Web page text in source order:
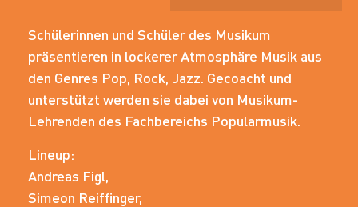
Schülerinnen und Schüler des Musikum
präsentieren in lockerer Atmosphäre Musik aus
den Genres Pop, Rock, Jazz. Gecoacht und
unterstützt werden sie dabei von Musikum-
Lehrenden des Fachbereichs Popularmusik.
Lineup:
Andreas Figl,
Simeon Reiffinger,